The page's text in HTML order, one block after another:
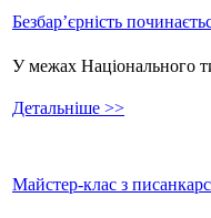
Безбар’єрність
У межах Національного
Детальніше >>
Майстер-клас з